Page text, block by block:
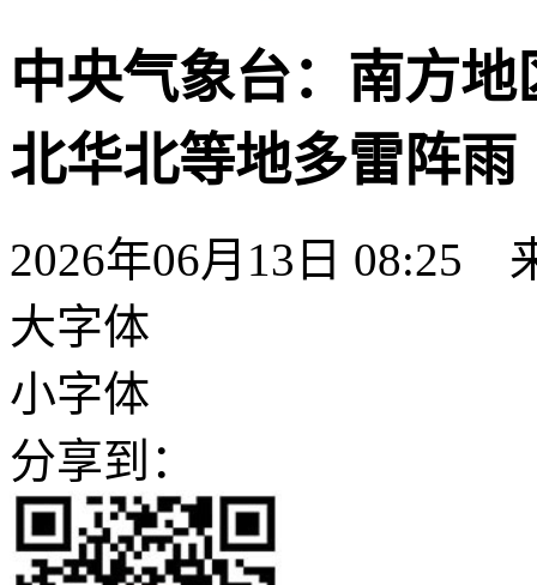
中央气象台：南方
北华北等地多雷阵雨
2026年06月13日 08:25
大字体
小字体
分享到：